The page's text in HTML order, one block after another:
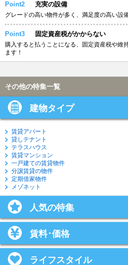
Point2 充実の設備
グレードの高い物件が多く、満足度の高い設
Point3 固定資産税がかからない
購入すると払うことになる、固定資産税や維
ます！
その他の特集一覧
建物タイプ
賃貸アパート
貸しテナント
テラスハウス
賃貸マンション
一戸建ての賃貸物件
分譲賃貸の物件
定期借家物件
メゾネット
人気の特集
賃料･価格
ライフスタイル